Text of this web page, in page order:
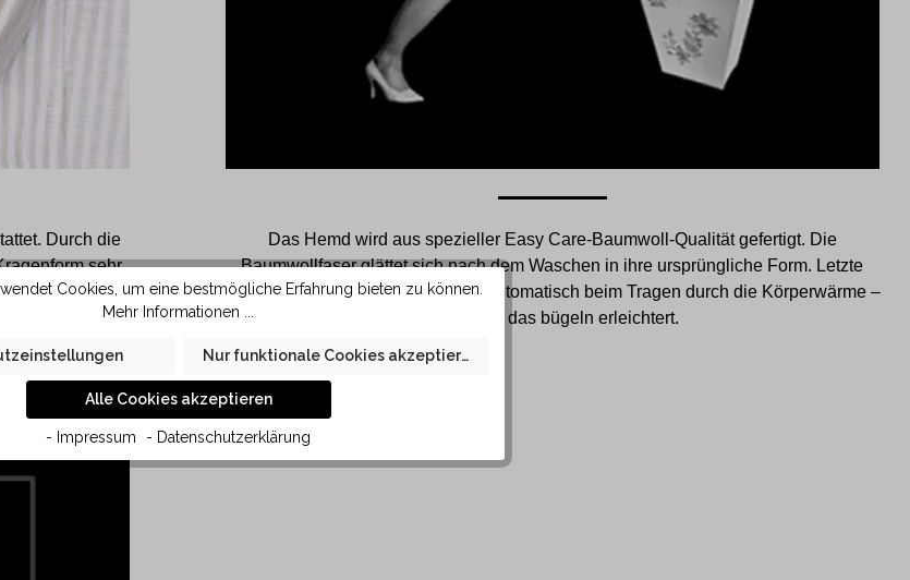
Durch die
sehr
Kragen des
Das Hemd wird aus spezieller Easy Care-Baumwoll-Qualität gefertigt. Die
Baumwollfaser glättet sich nach dem Waschen in ihre ursprüngliche Form. Letzte
kleine Falten im Hemd legen sich automatisch beim Tragen durch die Körperwärme –
somit wird das bügeln erleichtert.
Cookies, um eine bestmögliche Erfahrung bieten zu können.
Mehr Informationen ...
Nur funktionale Cookies akzeptieren
Alle Cookies akzeptieren
- Impressum - Datenschutzerklärung